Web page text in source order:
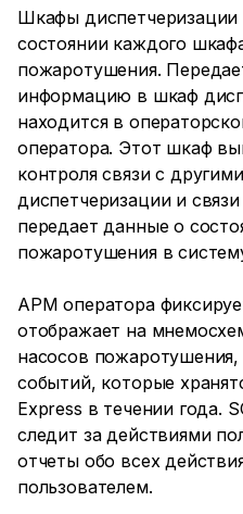
Шкафы диспетчеризации
состоянии каждого
пожаротушения.
информацию в шкаф
находится в
оператора. Этот шкаф
контроля связи с
диспетчеризации и
передает данные о
пожаротушения в
АРМ оператора
отображает на
насосов
событий, которые
Express в течении года.
следит за действиями
отчеты обо всех
пользователем.